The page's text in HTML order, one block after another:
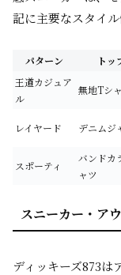
記に主要なスタイル
パターン トッ
王道カジュア
ル
無地Tシ
レイヤード デニムジ
スポーティ
バンドカ
ャツ
スニーカー・ア
ディッキーズ873は